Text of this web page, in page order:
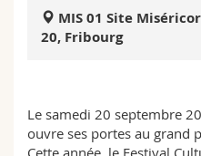
Sciences et médecine
Collaborateurs
Webmail
MyUnifr
MIS 01 Site
20, Fribourg
Le samedi 20 septembre
ouvre ses portes au grand
Cette année, le Festival